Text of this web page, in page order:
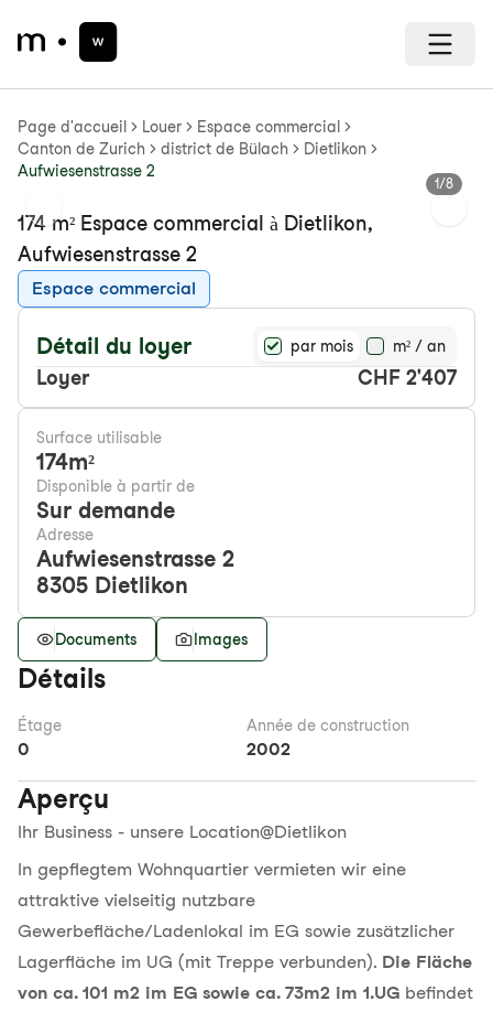
Page d'accueil Louer
Espace commercial
Canton de Zurich
district de Bülach
Dietlikon
Aufwiesenstrasse 2
Previous slide
1/8
174 m² Espace commercial à Dietlikon,
Aufwiesenstrasse 2
Espace commercial
Détail du loyer par mois m² / an
Loyer CHF 2'407
Surface utilisable
174m²
Disponible à partir de
Sur demande
Adresse
Aufwiesenstrasse 2
8305 Dietlikon
Documents Images
Détails
Étage
0
Année de construction
2002
Aperçu
Ihr Business - unsere Location@Dietlikon
In gepflegtem Wohnquartier vermieten wir eine
attraktive vielseitig nutzbare
Gewerbefläche/Ladenlokal im EG sowie zusätzlicher
Lagerfläche im UG (mit Treppe verbunden). Die Fläche
von ca. 101 m2 im EG sowie ca. 73m2 im 1.UG befindet